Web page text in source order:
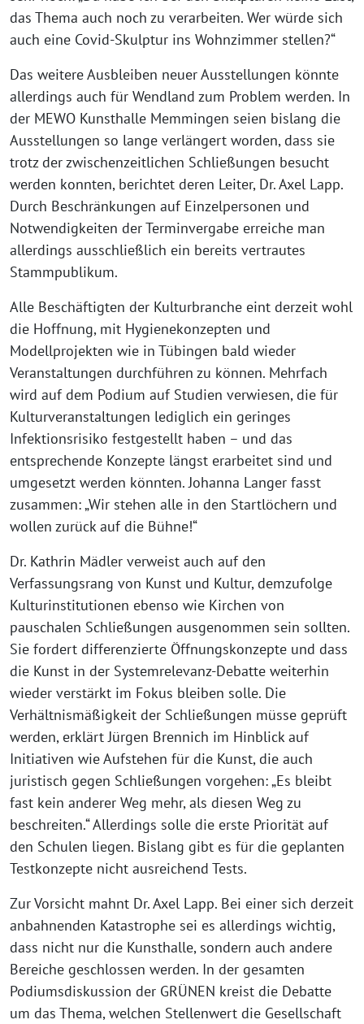
das Thema auch noch zu verarbeiten. Wer würde sich
auch eine Covid-Skulptur ins Wohnzimmer stellen?“
Das weitere Ausbleiben neuer Ausstellungen könnte
allerdings auch für Wendland zum Problem werden. In
der MEWO Kunsthalle Memmingen seien bislang die
Ausstellungen so lange verlängert worden, dass sie
trotz der zwischenzeitlichen Schließungen besucht
werden konnten, berichtet deren Leiter, Dr. Axel Lapp.
Durch Beschränkungen auf Einzelpersonen und
Notwendigkeiten der Terminvergabe erreiche man
allerdings ausschließlich ein bereits vertrautes
Stammpublikum.
Alle Beschäftigten der Kulturbranche eint derzeit wohl
die Hoffnung, mit Hygienekonzepten und
Modellprojekten wie in Tübingen bald wieder
Veranstaltungen durchführen zu können. Mehrfach
wird auf dem Podium auf Studien verwiesen, die für
Kulturveranstaltungen lediglich ein geringes
Infektionsrisiko festgestellt haben – und das
entsprechende Konzepte längst erarbeitet sind und
umgesetzt werden könnten. Johanna Langer fasst
zusammen: „Wir stehen alle in den Startlöchern und
wollen zurück auf die Bühne!“
Dr. Kathrin Mädler verweist auch auf den
Verfassungsrang von Kunst und Kultur, demzufolge
Kulturinstitutionen ebenso wie Kirchen von
pauschalen Schließungen ausgenommen sein sollten.
Sie fordert differenzierte Öffnungskonzepte und dass
die Kunst in der Systemrelevanz-Debatte weiterhin
wieder verstärkt im Fokus bleiben solle. Die
Verhältnismäßigkeit der Schließungen müsse geprüft
werden, erklärt Jürgen Brennich im Hinblick auf
Initiativen wie Aufstehen für die Kunst, die auch
juristisch gegen Schließungen vorgehen: „Es bleibt
fast kein anderer Weg mehr, als diesen Weg zu
beschreiten.“ Allerdings solle die erste Priorität auf
den Schulen liegen. Bislang gibt es für die geplanten
Testkonzepte nicht ausreichend Tests.
Zur Vorsicht mahnt Dr. Axel Lapp. Bei einer sich derzeit
anbahnenden Katastrophe sei es allerdings wichtig,
dass nicht nur die Kunsthalle, sondern auch andere
Bereiche geschlossen werden. In der gesamten
Podiumsdiskussion der GRÜNEN kreist die Debatte
um das Thema, welchen Stellenwert die Gesellschaft